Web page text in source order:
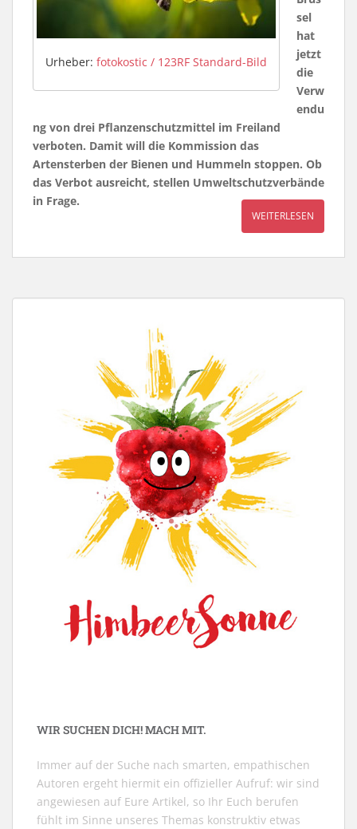
Urheber: fotokostic / 123RF Standard-Bild
sel
hat
jetzt
die
Verw
endu
ng von drei Pflanzenschutzmittel im Freiland
verboten. Damit will die Kommission das
Artensterben der Bienen und Hummeln stoppen. Ob
das Verbot ausreicht, stellen Umweltschutzverbände
in Frage.
WEITERLESEN
WIR SUCHEN DICH! MACH MIT.
Immer auf der Suche nach smarten, empathischen
Autoren ergeht hiermit ein offizieller Aufruf: wir sind
angewiesen auf Eure Artikel, so Ihr Euch berufen
fühlt im Sinne unseres Themas konstruktiv etwas